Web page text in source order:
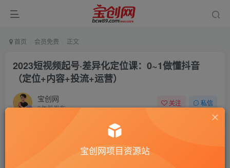
首页 会员免费 正文
2023短视频起号·差异化定位课：0~1做懂抖音
（定位+内容+投流+运营）
宝创网
3年前发布
关注 私信
宝创网项目资源站